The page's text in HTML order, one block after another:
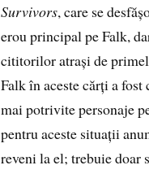
Survivors, care se
erou principal pe Falk,
cititorilor atrași de
Falk în aceste cărți a
mai potrivite personaje
pentru aceste situații
reveni la el; trebuie doar